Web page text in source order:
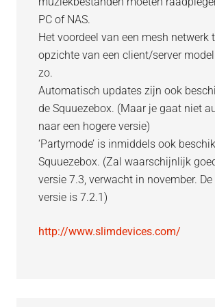
PC of NAS.
Het voordeel van een mesh netwerk
opzichte van een client/server
zo.
Automatisch updates zijn ook
de Squuezebox. (Maar je gaat niet
naar een hogere versie)
‘Partymode’ is inmiddels ook
Squuezebox. (Zal waarschijnlijk
versie 7.3, verwacht in november.
versie is 7.2.1)
http://www.slimdevices.com/